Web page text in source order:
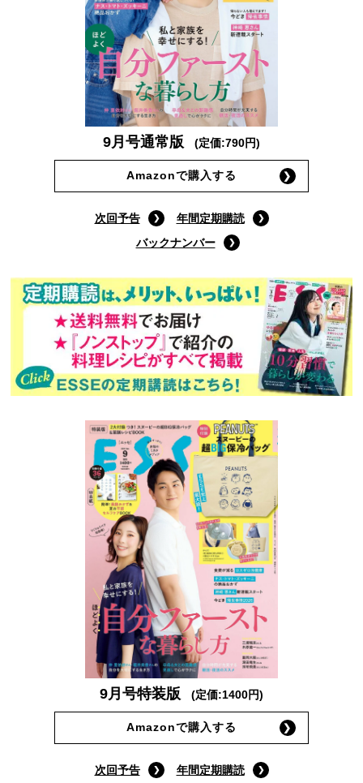
9月号通常版 (定価:790円)
Amazonで購入する
次回予告
年間定期購読
バックナンバー
9月号特装版 (定価:1400円)
Amazonで購入する
次回予告
年間定期購読